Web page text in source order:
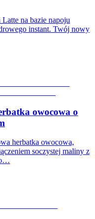
na bazie napoju
instant. Twój nowy
owocowa o
herbatka owocowa,
soczystej maliny z